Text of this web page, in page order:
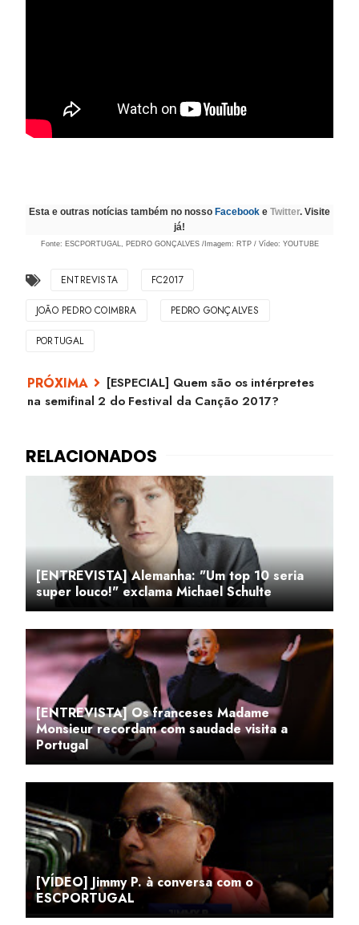
Esta e outras notícias também no nosso Facebook e Twitter. Visite
já!
Fonte: ESCPORTUGAL, PEDRO GONÇALVES/Imagem: RTP/ Vídeo: YOUTUBE
ENTREVISTA FC2017
JOÃO PEDRO COIMBRA PEDRO GONÇALVES
PORTUGAL
[ESPECIAL] Quem são os intérpretes
na semifinal 2 do Festival da Canção 2017?
[ENTREVISTA] Alemanha: "Um top 10 seria
super louco!" exclama Michael Schulte
[ENTREVISTA] Os franceses Madame
Monsieur recordam com saudade visita a
Portugal
[VÍDEO] Jimmy P. à conversa com o
ESCPORTUGAL